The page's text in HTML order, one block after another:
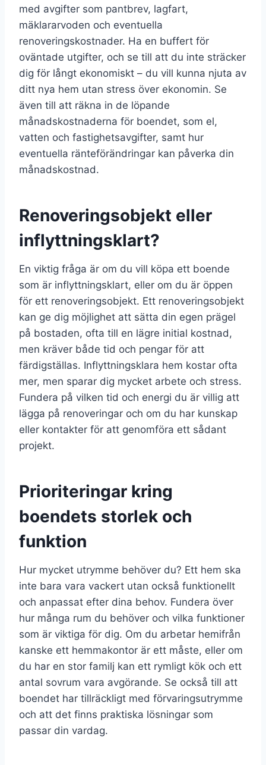
med avgifter som pantbrev, lagfart,
mäklararvoden och eventuella
renoveringskostnader. Ha en buffert för
oväntade utgifter, och se till att du inte sträcker
dig för långt ekonomiskt – du vill kunna njuta av
ditt nya hem utan stress över ekonomin. Se
även till att räkna in de löpande
månadskostnaderna för boendet, som el,
vatten och fastighetsavgifter, samt hur
eventuella ränteförändringar kan påverka din
månadskostnad.
Renoveringsobjekt eller
inflyttningsklart?
En viktig fråga är om du vill köpa ett boende
som är inflyttningsklart, eller om du är öppen
för ett renoveringsobjekt. Ett renoveringsobjekt
kan ge dig möjlighet att sätta din egen prägel
på bostaden, ofta till en lägre initial kostnad,
men kräver både tid och pengar för att
färdigställas. Inflyttningsklara hem kostar ofta
mer, men sparar dig mycket arbete och stress.
Fundera på vilken tid och energi du är villig att
lägga på renoveringar och om du har kunskap
eller kontakter för att genomföra ett sådant
projekt.
Prioriteringar kring
boendets storlek och
funktion
Hur mycket utrymme behöver du? Ett hem ska
inte bara vara vackert utan också funktionellt
och anpassat efter dina behov. Fundera över
hur många rum du behöver och vilka funktioner
som är viktiga för dig. Om du arbetar hemifrån
kanske ett hemmakontor är ett måste, eller om
du har en stor familj kan ett rymligt kök och ett
antal sovrum vara avgörande. Se också till att
boendet har tillräckligt med förvaringsutrymme
och att det finns praktiska lösningar som
passar din vardag.